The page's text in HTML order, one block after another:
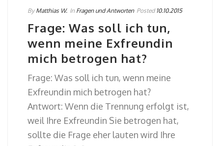
By Matthias W. In Fragen und Antworten Posted 10.10.2015
Frage: Was soll ich tun,
wenn meine Exfreundin
mich betrogen hat?
Frage: Was soll ich tun, wenn meine
Exfreundin mich betrogen hat?
Antwort: Wenn die Trennung erfolgt ist,
weil Ihre Exfreundin Sie betrogen hat,
sollte die Frage eher lauten wird Ihre